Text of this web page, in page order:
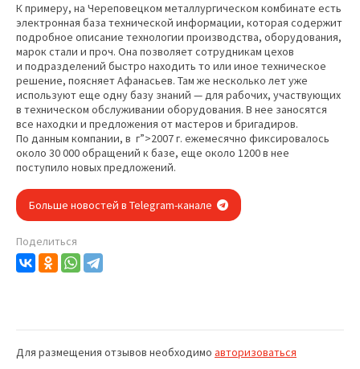
К примеру, на Череповецком металлургическом комбинате есть
электронная база технической информации, которая содержит
подробное описание технологии производства, оборудования,
марок стали и проч. Она позволяет сотрудникам цехов
и подразделений быстро находить то или иное техническое
решение, поясняет Афанасьев. Там же несколько лет уже
используют еще одну базу знаний — для рабочих, участвующих
в техническом обслуживании оборудования. В нее заносятся
все находки и предложения от мастеров и бригадиров.
По данным компании, в г”>2007 г. ежемесячно фиксировалось
около 30 000 обращений к базе, еще около 1200 в нее
поступило новых предложений.
Больше новостей в Telegram-канале
Поделиться
Для размещения отзывов необходимо авторизоваться